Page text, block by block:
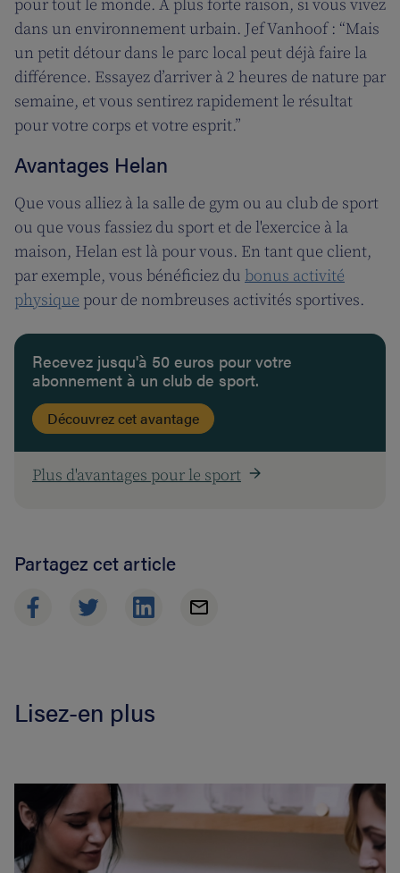
pour tout le monde. A plus forte raison, si vous vivez
dans un environnement urbain. Jef Vanhoof : “Mais
un petit détour dans le parc local peut déjà faire la
différence. Essayez d’arriver à 2 heures de nature par
semaine, et vous sentirez rapidement le résultat
pour votre corps et votre esprit.”
Avantages Helan
Que vous alliez à la salle de gym ou au club de sport
ou que vous fassiez du sport et de l'exercice à la
maison, Helan est là pour vous. En tant que client,
par exemple, vous bénéficiez du bonus activité
physique pour de nombreuses activités sportives.
Recevez jusqu'à 50 euros pour votre
abonnement à un club de sport.
Découvrez cet avantage
Plus d'avantages pour le sport
Partagez cet article
Lisez-en plus